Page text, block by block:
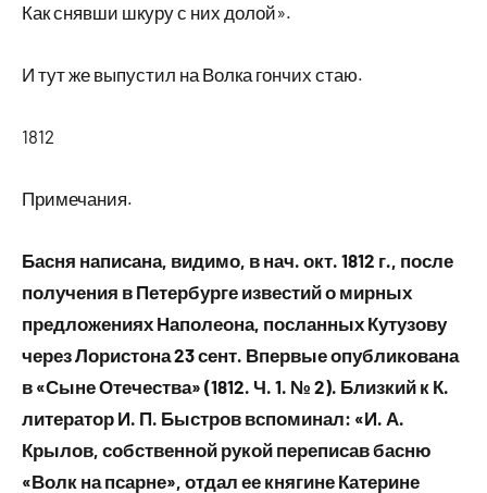
Как снявши шкуру с них долой».
И тут же выпустил на Волка гончих стаю.
1812
Примечания.
Басня написана, видимо, в нач. окт. 1812 г., после
получения в Петербурге известий о мирных
предложениях Наполеона, посланных Кутузову
через Лористона 23 сент. Впервые опубликована
в «Сыне Отечества» (1812. Ч. 1. № 2). Близкий к К.
литератор И. П. Быстров вспоминал: «И. А.
Крылов, собственной рукой переписав басню
«Волк на псарне», отдал ее княгине Катерине